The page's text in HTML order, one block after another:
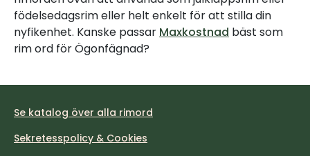
födelsedagsrim eller helt enkelt för att stilla din
nyfikenhet. Kanske passar Maxkostnad bäst som
rim ord för Ögonfägnad?
Se katalog över alla rimord
Sekretesspolicy & Cookies